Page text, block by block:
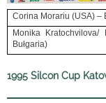
Corina Morariu (USA) –
Monika
Bułgaria)
1995 Silcon Cup